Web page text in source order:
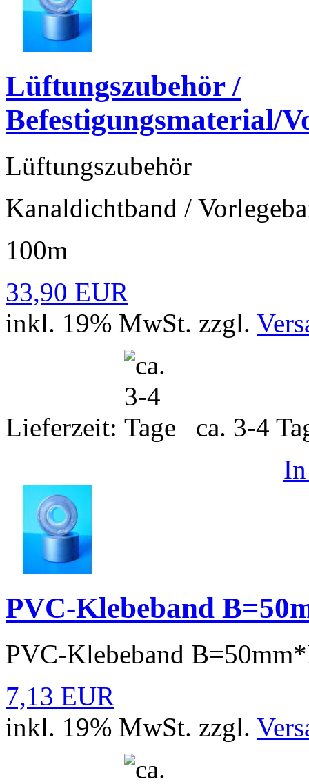
Lüftungszubehör /
Befestigungsmaterial/
Lüftungszubehör
Kanaldichtband /
100m
33,90 EUR
inkl. 19% MwSt. zzgl.
Lieferzeit:
ca. 3-4
PVC-Klebeband
PVC-Klebeband
7,13 EUR
inkl. 19% MwSt. zzgl.